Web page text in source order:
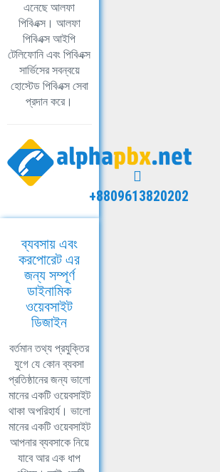
এনেছে আলফা
পিবিএক্স। আলফা
পিবিএক্স আইপি
টেলিফোনি এবং পিবিএক্স
সার্ভিসের সবন্বয়ে
হোস্টেড পিবিএক্স সেবা
প্রদান করে।
+8809613820202
ব্যবসায় এবং
করপোরেট এর
জন্য সম্পূর্ণ
ডাইনামিক
ওয়েবসাইট
ডিজাইন
বর্তমান তথ্য প্রযুক্তির
যুগে যে কোন ব্যবসা
প্রতিষ্ঠানের জন্য ভালো
মানের একটি ওয়েবসাইট
থাকা অপরিহার্য। ভালো
মানের একটি ওয়েবসাইট
আপনার ব্যবসাকে নিয়ে
যাবে আর এক ধাপ